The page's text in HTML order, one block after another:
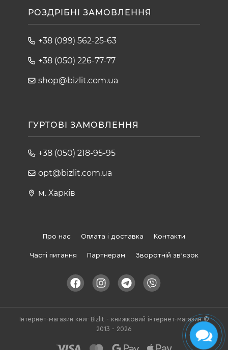
РОЗДРІБНІ ЗАМОВЛЕННЯ
+38 (099) 562-25-63
+38 (050) 226-77-77
shop@bizlit.com.ua
ГУРТОВІ ЗАМОВЛЕННЯ
+38 (050) 218-95-95
opt@bizlit.com.ua
м. Харків
Про нас Оплата і доставка Контакти
Часті питання Партнерам Зворотній зв'язок
Інтернет-магазин книг Bizlit - книжковий інтернет-магазин ©
2013 - 2026